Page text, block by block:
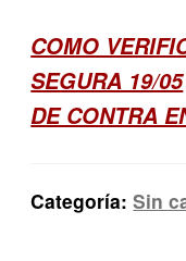
COMO
SEGURA 19/05
DE CONTRA
Categoría:Sin